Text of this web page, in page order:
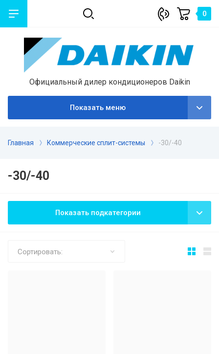
0
Официальный дилер кондиционеров Daikin
Показать меню
Главная Коммерческие сплит-системы -30/-40
-30/-40
Показать подкатегории
Сортировать: